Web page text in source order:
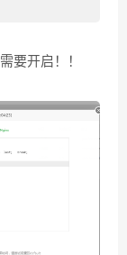
要开启！！